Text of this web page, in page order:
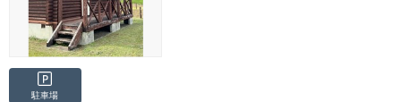
駐車場